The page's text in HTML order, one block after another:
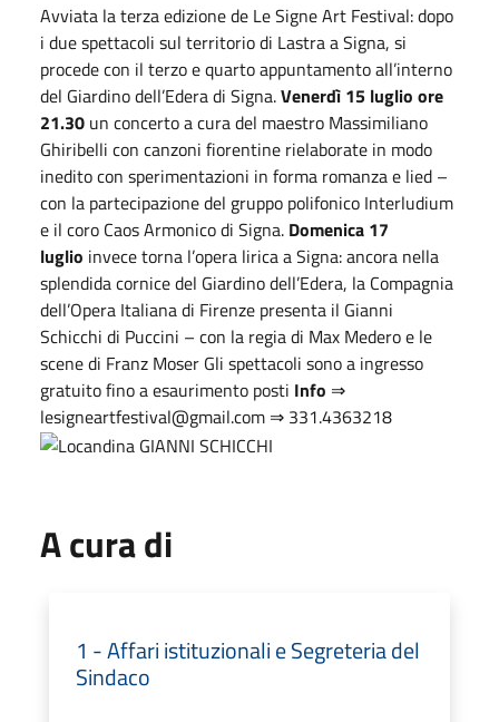
Avviata la terza edizione de Le Signe Art Festival: dopo
i due spettacoli sul territorio di Lastra a Signa, si
procede con il terzo e quarto appuntamento all’interno
del Giardino dell’Edera di Signa.Venerdì 15 luglio ore
21.30 un concerto a cura del maestro Massimiliano
Ghiribelli con canzoni fiorentine rielaborate in modo
inedito con sperimentazioni in forma romanza e lied –
con la partecipazione del gruppo polifonico Interludium
e il coro Caos Armonico di Signa. Domenica 17
luglio invece torna l’opera lirica a Signa: ancora nella
splendida cornice del Giardino dell’Edera, la Compagnia
dell’Opera Italiana di Firenze presenta il Gianni
Schicchi di Puccini – con la regia di Max Medero e le
scene di Franz Moser Gli spettacoli sono a ingresso
gratuito fino a esaurimento posti Info ⇒
lesigneartfestival@gmail.com ⇒ 331.4363218
A cura di
1 - Affari istituzionali e Segreteria del
Sindaco